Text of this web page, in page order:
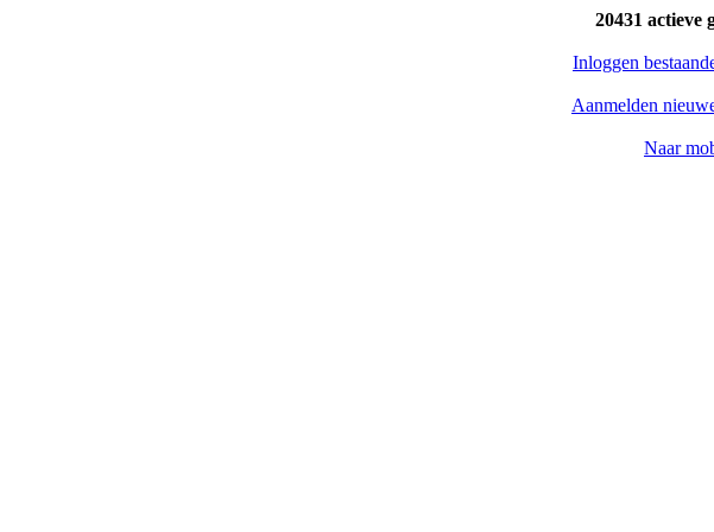
20431 actieve
Inloggen
Aanmelden
Naar